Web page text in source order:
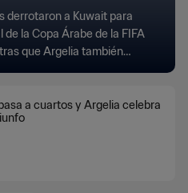
derrotaron a Kuwait para
la Copa Árabe de la FIFA
que Argelia también
a cuartos y Argelia celebra